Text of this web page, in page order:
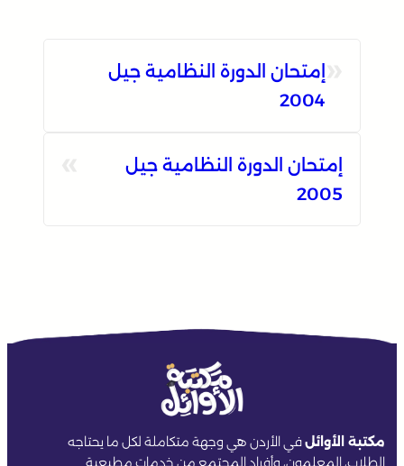
إمتحان الدورة النظامية جيل
2004
إمتحان الدورة النظامية جيل
2005
مكتبة الأوائلفي الأردن هي وجهة متكاملة لكل ما يحتاجه
الطلاب، المعلمون، وأفراد المجتمع من خدمات مطبعية